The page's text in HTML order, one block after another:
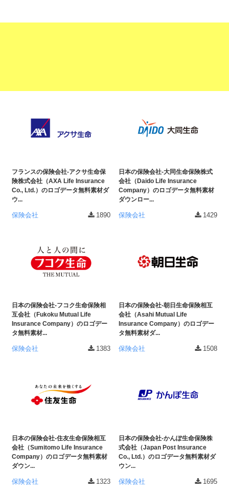
フランスの保険会社-アクサ生命保
険株式会社（AXA Life Insurance
Co., Ltd.）のロゴデータ無料素材ダ
ウ...
保険会社 1890
日本の保険会社-大同生命保険株式
会社（Daido Life Insurance
Company）のロゴデータ無料素材
ダウンロー...
保険会社 1429
日本の保険会社-フコク生命保険相
互会社（Fukoku Mutual Life
Insurance Company）のロゴデー
タ無料素材...
保険会社 1383
日本の保険会社-朝日生命保険相互
会社（Asahi Mutual Life
Insurance Company）のロゴデー
タ無料素材ダ...
保険会社 1508
日本の保険会社-住友生命保険相互
会社（Sumitomo Life Insurance
Company）のロゴデータ無料素材
ダウン...
保険会社 1323
日本の保険会社-かんぽ生命保険株
式会社（Japan Post Insurance
Co., Ltd.）のロゴデータ無料素材ダ
ウン...
保険会社 1695